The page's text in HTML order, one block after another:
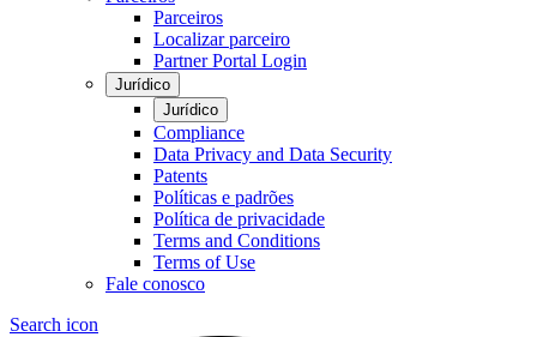
Parceiros
Localizar parceiro
Partner Portal Login
Jurídico
Jurídico
Compliance
Data Privacy and Data Security
Patents
Políticas e padrões
Política de privacidade
Terms and Conditions
Terms of Use
Fale conosco
Search icon